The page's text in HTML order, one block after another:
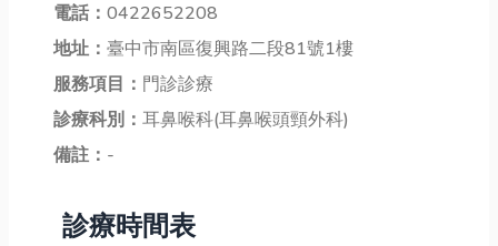
電話： 0422652208
地址： 臺中市南區復興路二段81號1樓
服務項目： 門診診療
診療科別： 耳鼻喉科(耳鼻喉頭頸外科)
備註： -
診療時間表